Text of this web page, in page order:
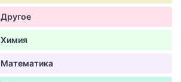
Другое
Химия
Математика